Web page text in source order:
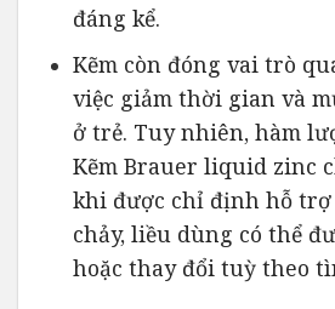
đáng kể.
Kẽm còn đóng vai trò
việc giảm thời gian và
ở trẻ. Tuy nhiên, hàm
Kẽm Brauer liquid zinc
khi được chỉ định hỗ
chảy, liều dùng có thể
hoặc thay đổi tuỳ theo